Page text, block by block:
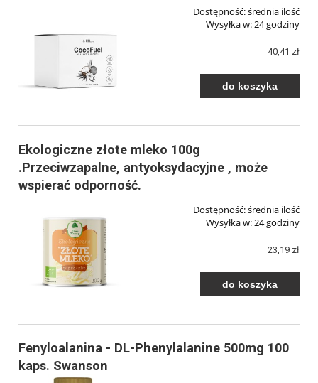
Dostępność:średnia ilość
Wysyłka w: 24 godziny
40,41 zł
do koszyka
Ekologiczne złote mleko 100g
.Przeciwzapalne, antyoksydacyjne , może
wspierać odporność.
Dostępność:średnia ilość
Wysyłka w:24 godziny
23,19 zł
do koszyka
Fenyloalanina - DL-Phenylalanine 500mg 100
kaps. Swanson